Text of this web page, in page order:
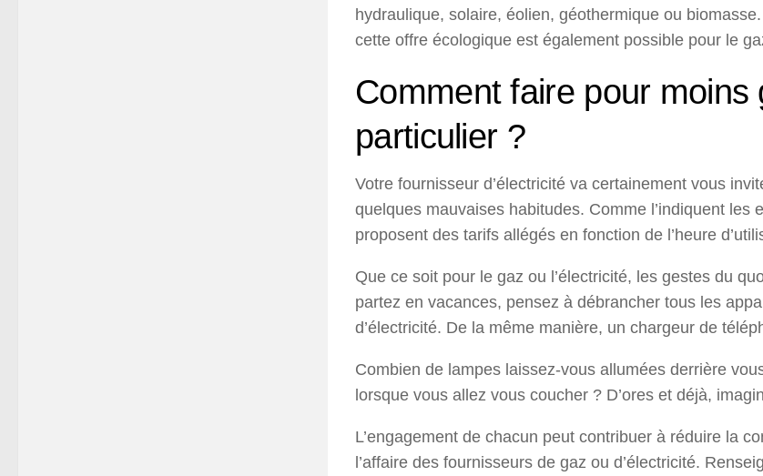
hydraulique, solaire, éolien, géothermique ou
cette offre écologique est également possible pour le
Comment faire pour moins
particulier ?
Votre fournisseur d’électricité va certainement vous
quelques mauvaises habitudes. Comme l’indiquent
proposent des tarifs allégés en fonction de l’heure
Que ce soit pour le gaz ou l’électricité, les gestes du
partez en vacances, pensez à débrancher tous les
d’électricité. De la même manière, un chargeur de
Combien de lampes laissez-vous allumées derrière
lorsque vous allez vous coucher ? D’ores et déjà,
L’engagement de chacun peut contribuer à réduire la
l’affaire des fournisseurs de gaz ou d’électricité.